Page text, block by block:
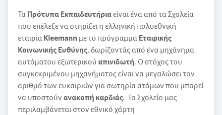
ΤαΠρότυπα Εκπαιδευτήριαείναι ένα από τα Σχολεία
που επέλεξε να στηρίξει η ελληνική πολυεθνική
εταιρίαKleemann με το πρόγραμμαΕταιρικής
Κοινωνικής Ευθύνης, δωρίζοντάς από ένα μηχάνημα
αυτόματου εξωτερικούαπινιδωτή. Ο στόχος του
συγκεκριμένου μηχανήματος είναι να μεγαλώσει τον
αριθμό των ευκαιριών για σωτηρία ατόμων που μπορεί
να υποστούνανακοπή καρδιάς. Το Σχολείο μας
περιλαμβάνεται στον εθνικό χάρτη